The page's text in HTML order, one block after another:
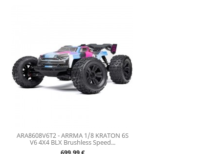
ARA8608V6T2 - ARRMA 1/8 KRATON 6S
V6 4X4 BLX Brushless Speed...
Prix